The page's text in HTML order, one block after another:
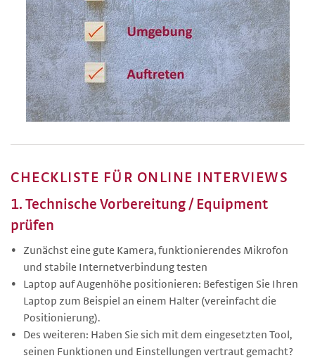
CHECKLISTE FÜR ONLINE INTERVIEWS
1. Technische Vorbereitung / Equipment
prüfen
Zunächst eine gute Kamera, funktionierendes Mikrofon
und stabile Internetverbindung testen
Laptop auf Augenhöhe positionieren: Befestigen Sie Ihren
Laptop zum Beispiel an einem Halter (vereinfacht die
Positionierung).
Des weiteren: Haben Sie sich mit dem eingesetzten Tool,
seinen Funktionen und Einstellungen vertraut gemacht?